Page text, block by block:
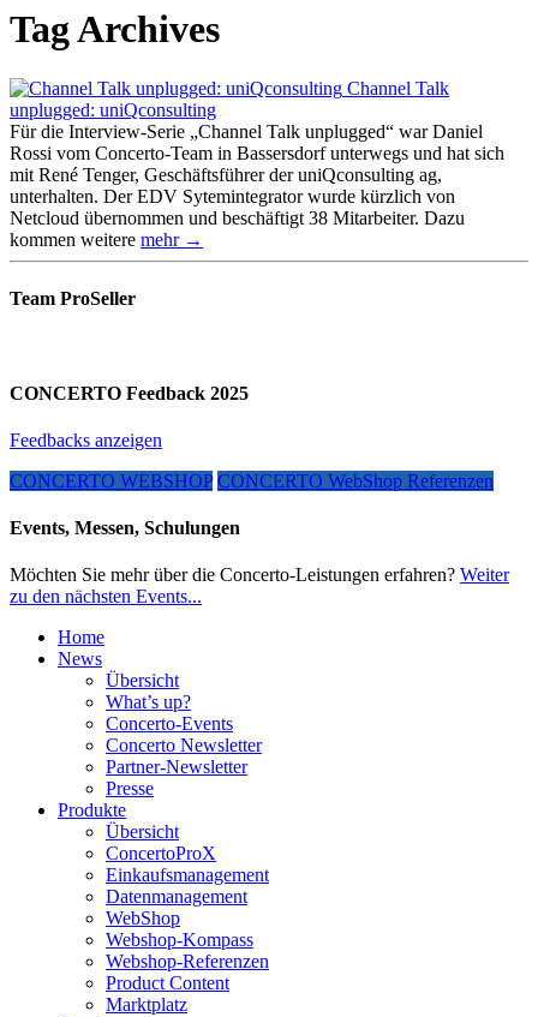
Tag Archives
Channel Talk
unplugged: uniQconsulting
Für die Interview-Serie „Channel Talk unplugged“ war Daniel
Rossi vom Concerto-Team in Bassersdorf unterwegs und hat sich
mit René Tenger, Geschäftsführer der uniQconsulting ag,
unterhalten. Der EDV Sytemintegrator wurde kürzlich von
Netcloud übernommen und beschäftigt 38 Mitarbeiter. Dazu
kommen weitere mehr →
Team ProSeller
CONCERTO Feedback 2025
Feedbacks anzeigen
CONCERTO WEBSHOP CONCERTO WebShop Referenzen
Events, Messen, Schulungen
Möchten Sie mehr über die Concerto-Leistungen erfahren? Weiter
zu den nächsten Events...
Home
News
Übersicht
What’s up?
Concerto-Events
Concerto Newsletter
Partner-Newsletter
Presse
Produkte
Übersicht
ConcertoProX
Einkaufsmanagement
Datenmanagement
WebShop
Webshop-Kompass
Webshop-Referenzen
Product Content
Marktplatz